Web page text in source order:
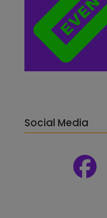
Social Media